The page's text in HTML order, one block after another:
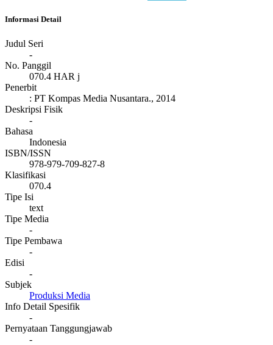
Informasi Detail
Judul Seri
-
No. Panggil
070.4 HAR j
Penerbit
: PT Kompas Media Nusantara., 2014
Deskripsi Fisik
-
Bahasa
Indonesia
ISBN/ISSN
978-979-709-827-8
Klasifikasi
070.4
Tipe Isi
text
Tipe Media
-
Tipe Pembawa
-
Edisi
-
Subjek
Produksi Media
Info Detail Spesifik
-
Pernyataan Tanggungjawab
-